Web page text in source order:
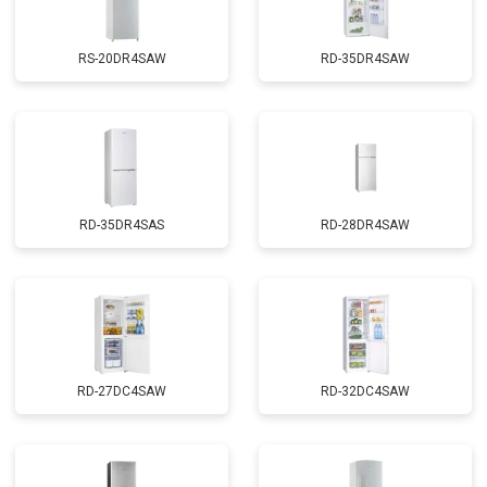
RS-20DR4SAW RD-35DR4SAW
RD-35DR4SAS RD-28DR4SAW
RD-27DC4SAW RD-32DC4SAW